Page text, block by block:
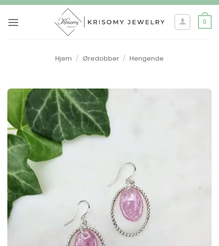
Skip
0
Hjem / Øredobber / Hengende